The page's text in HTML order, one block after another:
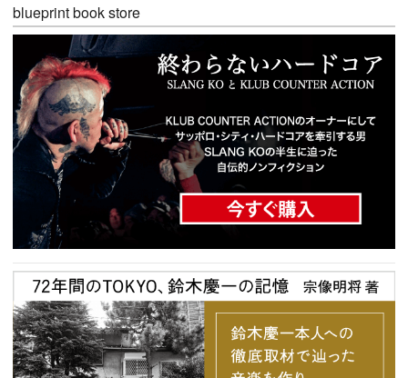
blueprint book store